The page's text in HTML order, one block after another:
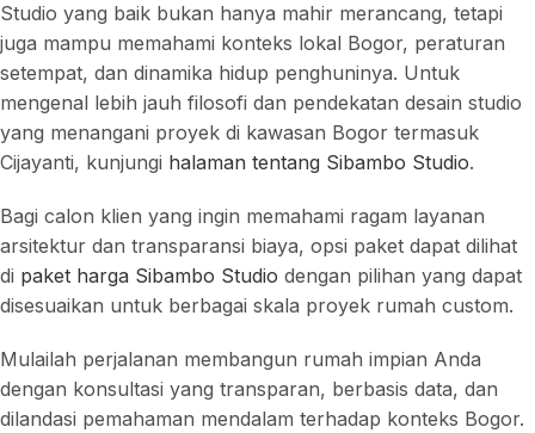
Studio yang baik bukan hanya mahir merancang, tetapi
juga mampu memahami konteks lokal Bogor, peraturan
setempat, dan dinamika hidup penghuninya. Untuk
mengenal lebih jauh filosofi dan pendekatan desain studio
yang menangani proyek di kawasan Bogor termasuk
Cijayanti, kunjungi halaman tentang Sibambo Studio.
Bagi calon klien yang ingin memahami ragam layanan
arsitektur dan transparansi biaya, opsi paket dapat dilihat
di paket harga Sibambo Studio dengan pilihan yang dapat
disesuaikan untuk berbagai skala proyek rumah custom.
Mulailah perjalanan membangun rumah impian Anda
dengan konsultasi yang transparan, berbasis data, dan
dilandasi pemahaman mendalam terhadap konteks Bogor.